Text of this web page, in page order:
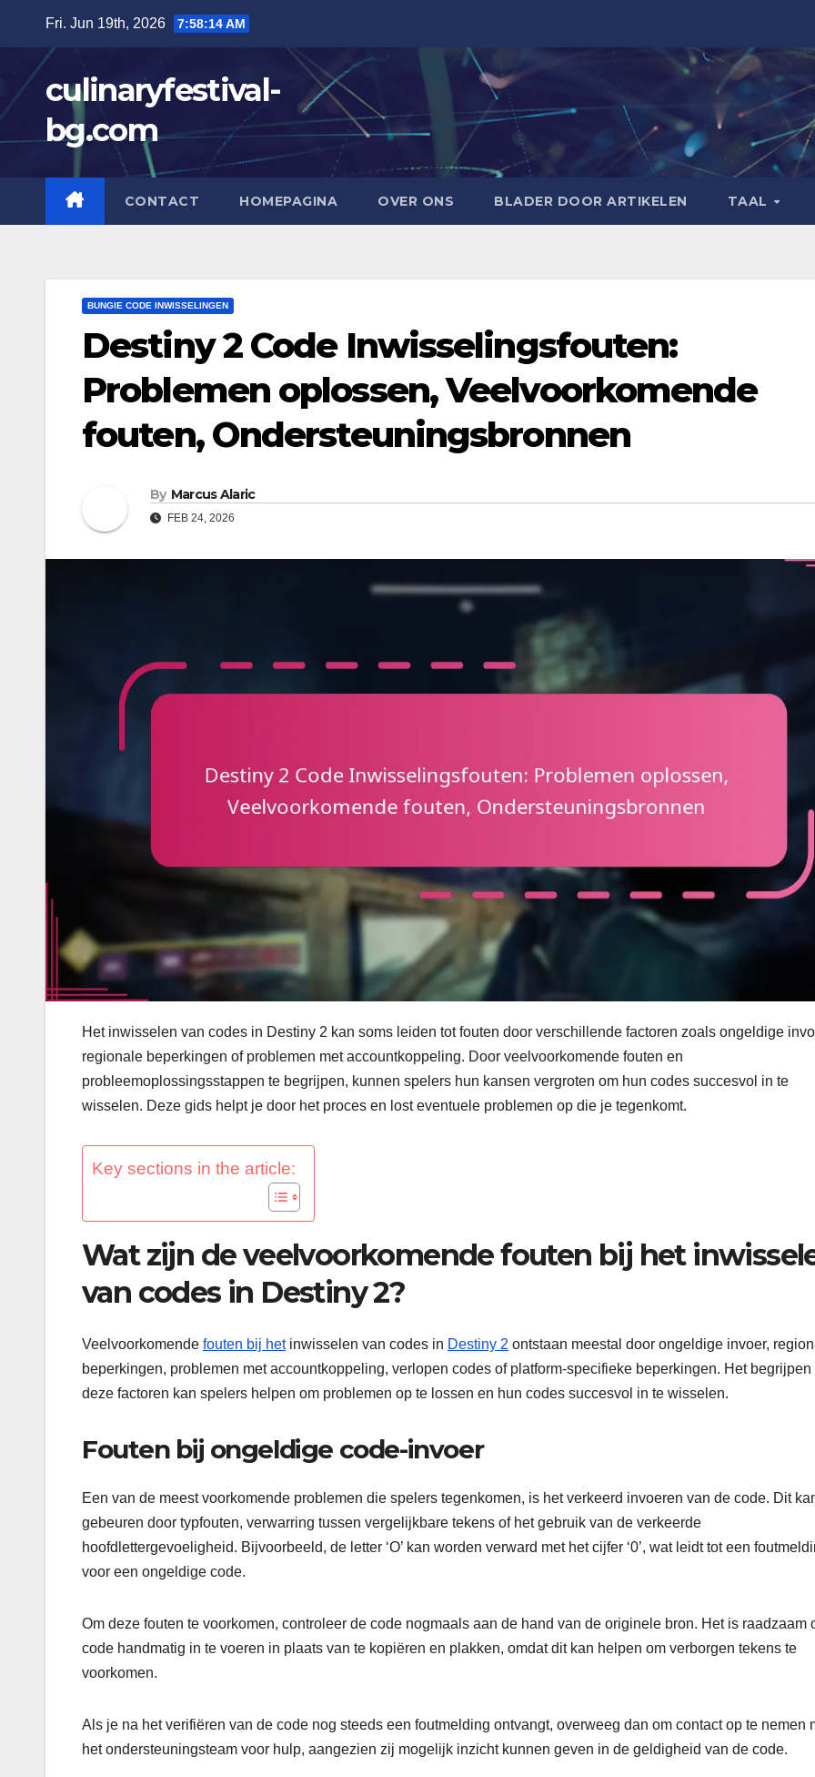
content
Fri. Jun 19th, 2026 7:58:15 AM
culinaryfestival-
bg.com
CONTACT HOMEPAGINA OVER ONS BLADER DOOR ARTIKELEN TAAL
BUNGIE CODE INWISSELINGEN
Destiny 2 Code Inwisselingsfouten:
Problemen oplossen, Veelvoorkomende
fouten, Ondersteuningsbronnen
By Marcus Alaric
FEB 24, 2026
Het inwisselen van codes in Destiny 2 kan soms leiden tot fouten door verschillende factoren zoals ongeldige
regionale beperkingen of problemen met accountkoppeling. Door veelvoorkomende fouten en
probleemoplossingsstappen te begrijpen, kunnen spelers hun kansen vergroten om hun codes succesvol in te
wisselen. Deze gids helpt je door het proces en lost eventuele problemen op die je tegenkomt.
Key sections in the article:
Wat zijn de veelvoorkomende fouten bij het
van codes in Destiny 2?
Veelvoorkomende fouten bij hetinwisselen van codes in Destiny 2 ontstaan meestal door ongeldige invoer,
beperkingen, problemen met accountkoppeling, verlopen codes of platform-specifieke beperkingen. Het begrijpen
deze factoren kan spelers helpen om problemen op te lossen en hun codes succesvol in te wisselen.
Fouten bij ongeldige code-invoer
Een van de meest voorkomende problemen die spelers tegenkomen, is het verkeerd invoeren van de code. Dit
gebeuren door typfouten, verwarring tussen vergelijkbare tekens of het gebruik van de verkeerde
hoofdlettergevoeligheid. Bijvoorbeeld, de letter ‘O’ kan worden verward met het cijfer ‘0’, wat leidt tot een
voor een ongeldige code.
Om deze fouten te voorkomen, controleer de code nogmaals aan de hand van de originele bron. Het is raadzaam
code handmatig in te voeren in plaats van te kopiëren en plakken, omdat dit kan helpen om verborgen tekens te
voorkomen.
Als je na het verifiëren van de code nog steeds een foutmelding ontvangt, overweeg dan om contact op te nemen
het ondersteuningsteam voor hulp, aangezien zij mogelijk inzicht kunnen geven in de geldigheid van de code.